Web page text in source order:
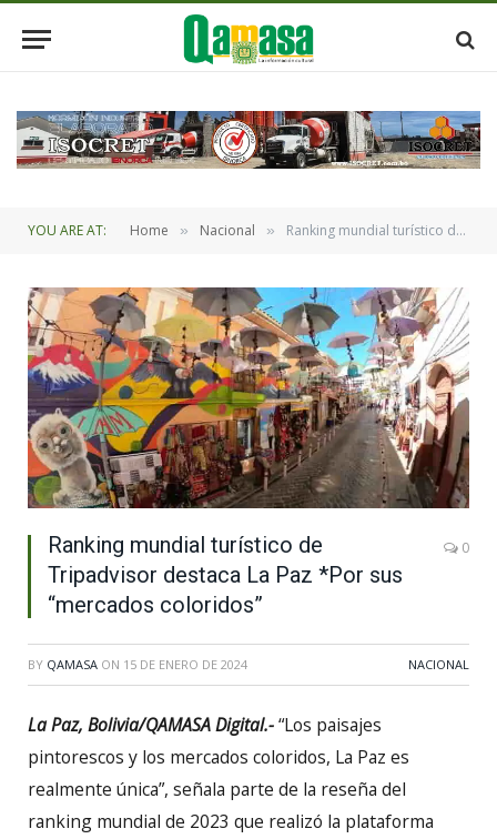
YOU ARE AT: Home » Nacional » Ranking mundial turístico de Tripadvisor destaca La Paz *Por sus “mercados coloridos”
Ranking mundial turístico de
Tripadvisor destaca La Paz *Por sus
“mercados coloridos”
0
BY QAMASA ON 15 DE ENERO DE 2024 NACIONAL
La Paz, Bolivia/QAMASA Digital.-“Los paisajes
pintorescos y los mercados coloridos, La Paz es
realmente única”, señala parte de la reseña del
ranking mundial de 2023 que realizó la plataforma